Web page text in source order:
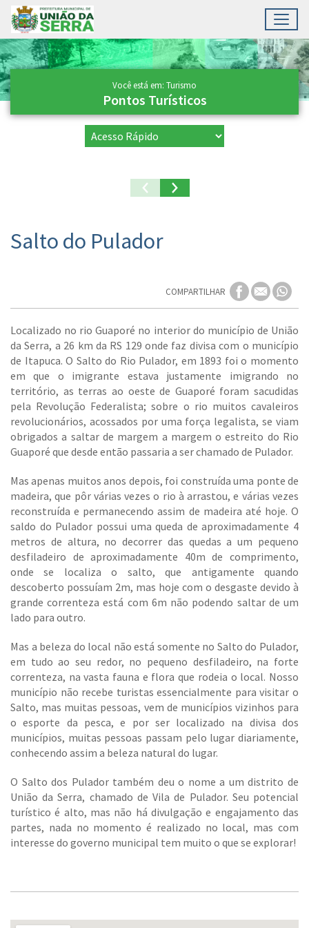
Ir para conteúdo principal
Conteúdo Principal
Você está em: Turismo
Pontos Turísticos
Salto do Pulador
COMPARTILHAR
Localizado no rio Guaporé no interior do município de União
da Serra, a 26 km da RS 129 onde faz divisa com o município
de Itapuca. O Salto do Rio Pulador, em 1893 foi o momento
em que o imigrante estava justamente imigrando no
território, as terras ao oeste de Guaporé foram sacudidas
pela Revolução Federalista; sobre o rio muitos cavaleiros
revolucionários, acossados por uma força legalista, se viam
obrigados a saltar de margem a margem o estreito do Rio
Guaporé que desde então passaria a ser chamado de Pulador.
Mas apenas muitos anos depois, foi construída uma ponte de
madeira, que pôr várias vezes o rio à arrastou, e várias vezes
reconstruída e permanecendo assim de madeira até hoje. O
saldo do Pulador possui uma queda de aproximadamente 4
metros de altura, no decorrer das quedas a um pequeno
desfiladeiro de aproximadamente 40m de comprimento,
onde se localiza o salto, que antigamente quando
descoberto possuíam 2m, mas hoje com o desgaste devido à
grande correnteza está com 6m não podendo saltar de um
lado para outro.
Mas a beleza do local não está somente no Salto do Pulador,
em tudo ao seu redor, no pequeno desfiladeiro, na forte
correnteza, na vasta fauna e flora que rodeia o local. Nosso
município não recebe turistas essencialmente para visitar o
Salto, mas muitas pessoas, vem de municípios vizinhos para
o esporte da pesca, e por ser localizado na divisa dos
municípios, muitas pessoas passam pelo lugar diariamente,
conhecendo assim a beleza natural do lugar.
O Salto dos Pulador também deu o nome a um distrito de
União da Serra, chamado de Vila de Pulador. Seu potencial
turístico é alto, mas não há divulgação e engajamento das
partes, nada no momento é realizado no local, mas com
interesse do governo municipal tem muito o que se explorar!